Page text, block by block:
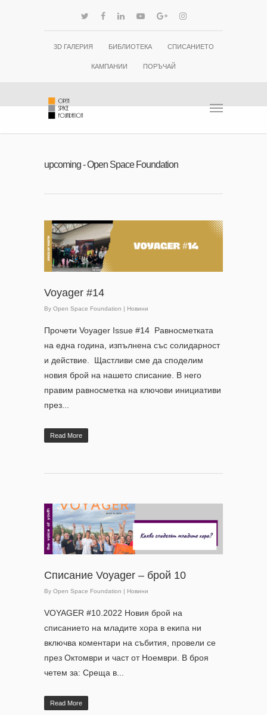
3D ГАЛЕРИЯ БИБЛИОТЕКА СПИСАНИЕТО
КАМПАНИИ ПОРЪЧАЙ
upcoming - Open Space Foundation
Voyager #14
By Open Space Foundation | Новини
Прочети Voyager Issue #14 Равносметката
на една година, изпълнена със солидарност
и действие. Щастливи сме да споделим
новия брой на нашето списание. В него
правим равносметка на ключови инициативи
през...
Read More
Списание Voyager – брой 10
By Open Space Foundation | Новини
VOYAGER #10.2022 Новия брой на
списанието на младите хора в екипа ни
включва коментари на събития, провели се
през Октомври и част от Ноември. В броя
четем за: Среща в...
Read More